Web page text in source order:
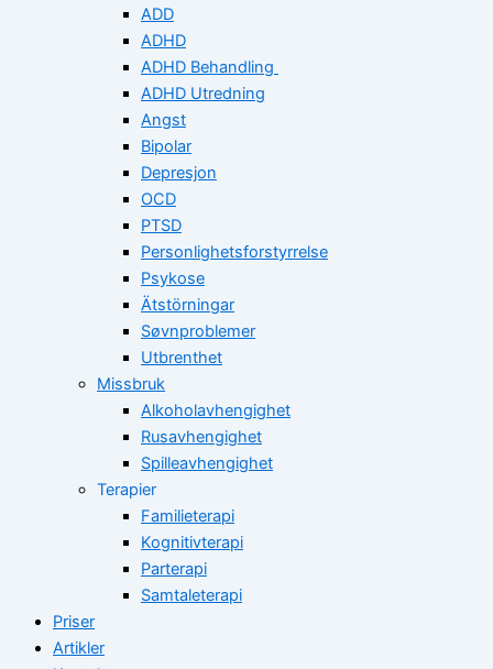
ADD
ADHD
ADHD Behandling
ADHD Utredning
Angst
Bipolar
Depresjon
OCD
PTSD
Personlighetsforstyrrelse
Psykose
Ätstörningar
Søvnproblemer
Utbrenthet
Missbruk
Alkoholavhengighet
Rusavhengighet
Spilleavhengighet
Terapier
Familieterapi
Kognitivterapi
Parterapi
Samtaleterapi
Priser
Artikler